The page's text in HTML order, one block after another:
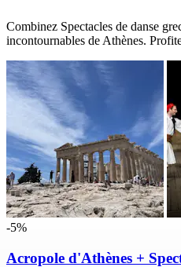
Combinez Spectacles de danse
incontournables de Athènes.
-5%
Acropole d'Athènes +